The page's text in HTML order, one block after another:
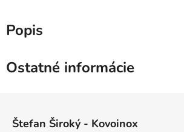
Popis
Ostatné informácie
Štefan Široký - Kovoinox